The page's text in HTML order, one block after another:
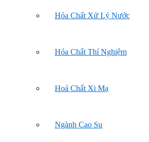
Hóa Chất Xử Lý Nước
Hóa Chất Thí Nghiệm
Hoá Chất Xi Mạ
Ngành Cao Su